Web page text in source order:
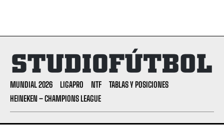
MUNDIAL 2026 LIGAPRO NTF
TABLAS Y POSICIONES
HEINEKEN – CHAMPIONS LEAGUE